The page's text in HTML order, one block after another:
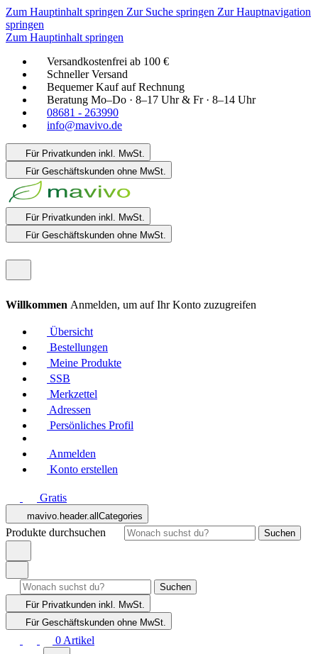
Zum Hauptinhalt springen Zur Suche springen Zur Hauptnavigation
springen
Zum Hauptinhalt springen
Versandkostenfrei ab 100 €
Schneller Versand
Bequemer Kauf auf Rechnung
Beratung Mo–Do · 8–17 Uhr & Fr · 8–14 Uhr
08681 - 263990
info@mavivo.de
Für Privatkunden inkl. MwSt.
Für Geschäftskunden ohne MwSt.
Für Privatkunden inkl. MwSt.
Für Geschäftskunden ohne MwSt.
Willkommen Anmelden, um auf Ihr Konto zuzugreifen
Übersicht
Bestellungen
Meine Produkte
SSB
Merkzettel
Adressen
Persönliches Profil
Anmelden
Konto erstellen
Gratis
mavivo.header.allCategories
Produkte durchsuchen Suchen
Suchen
Für Privatkunden inkl. MwSt.
Für Geschäftskunden ohne MwSt.
0 Artikel